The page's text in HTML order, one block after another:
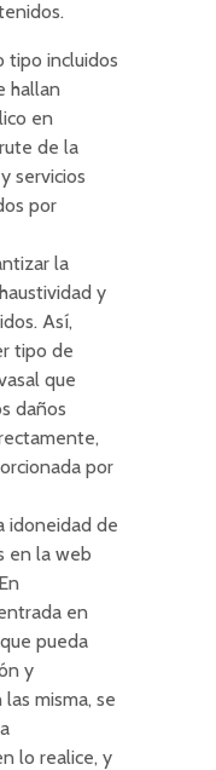
tipo incluidos
hallan
en
de la
servicios
por
la
y
Así,
tipo de
que
daños
por
idoneidad de
en la web
en
pueda
y
misma, se
lo realice, y